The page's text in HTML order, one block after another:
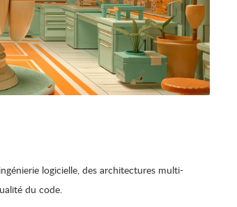
logicielle, des architectures multi-
du code.